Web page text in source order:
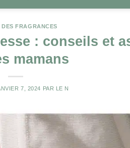
FRAGRANCES
: conseils et
mamans
7, 2024 PAR LE N